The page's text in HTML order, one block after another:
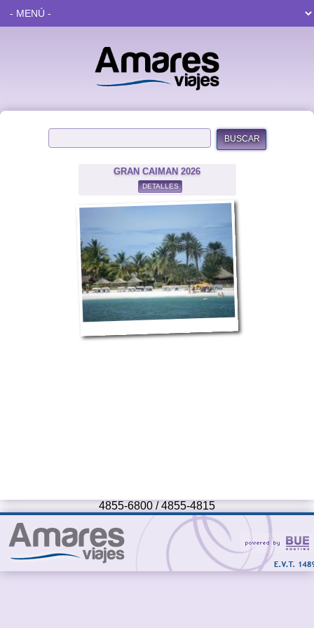
BUSCAR
GRAN CAIMAN 2026
DETALLES
4855-6800 / 4855-4815